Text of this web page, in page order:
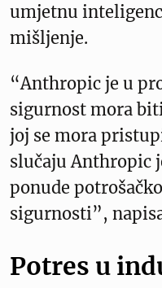
umjetnu
mišljenje.
“Anthropic je u
sigurnost mora
joj se mora
slučaju Anthropic
ponude
sigurnosti”,
Potres u